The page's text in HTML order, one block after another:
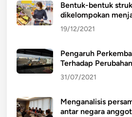
Bentuk-bentuk
dikelompokan
19/12/2021
Pengaruh
Terhadap
31/07/2021
Menganalisis
antar negara